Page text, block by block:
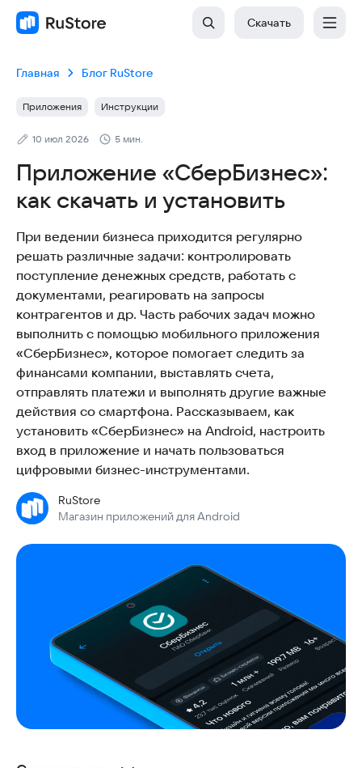
Скачать
Главная Блог RuStore
Приложения Инструкции
10 июл 2026 5 мин.
Приложение «СберБизнес»:
как скачать и установить
При ведении бизнеса приходится регулярно
решать различные задачи: контролировать
поступление денежных средств, работать с
документами, реагировать на запросы
контрагентов и др. Часть рабочих задач можно
выполнить с помощью мобильного приложения
«СберБизнес», которое помогает следить за
финансами компании, выставлять счета,
отправлять платежи и выполнять другие важные
действия со смартфона. Рассказываем, как
установить «СберБизнес» на Android, настроить
вход в приложение и начать пользоваться
цифровыми бизнес-инструментами.
RuStore
Магазин приложений для Android